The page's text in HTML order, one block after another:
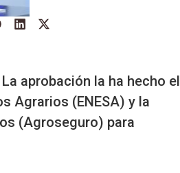
aprobación la ha hecho el
Agrarios (ENESA) y la
(Agroseguro) para